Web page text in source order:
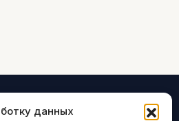
данных